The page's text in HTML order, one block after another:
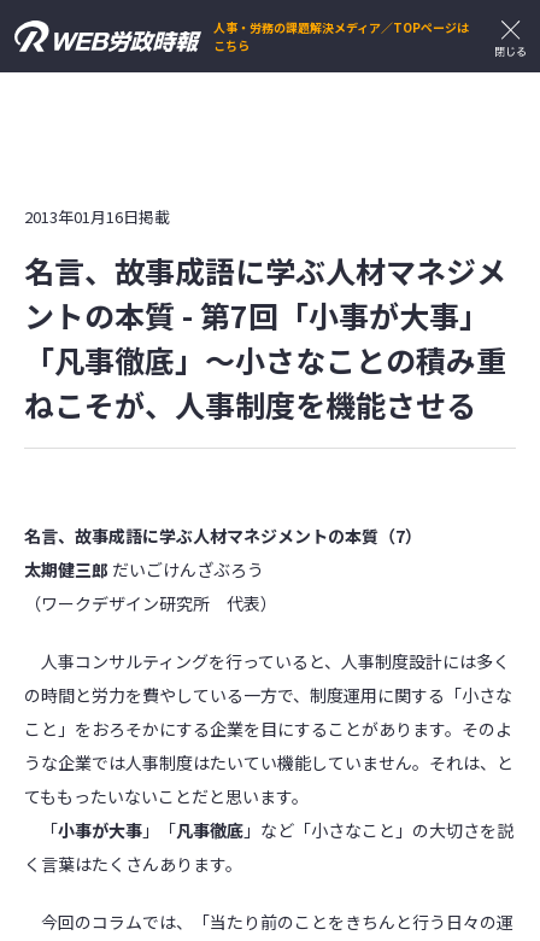
人事・労務の課題解決メディア／TOPページは
こちら
2013年01月16日掲載
名言、故事成語に学ぶ人材マネジメ
ントの本質 - 第7回「小事が大事」
「凡事徹底」～小さなことの積み重
ねこそが、人事制度を機能させる
名言、故事成語に学ぶ人材マネジメントの本質（7）
太期健三郎 だいごけんざぶろう
（ワークデザイン研究所 代表）
人事コンサルティングを行っていると、人事制度設計には多く
の時間と労力を費やしている一方で、制度運用に関する「小さな
こと」をおろそかにする企業を目にすることがあります。そのよ
うな企業では人事制度はたいてい機能していません。それは、と
てももったいないことだと思います。
「小事が大事 」「凡事徹底 」など「小さなこと」の大切さを説
く言葉はたくさんあります。
今回のコラムでは、「当たり前のことをきちんと行う日々の運